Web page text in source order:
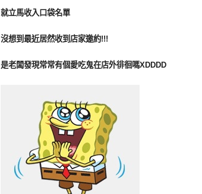
就立馬收入口袋名單
沒想到最近居然收到店家邀約!!!
是老闆發現常常有個愛吃鬼在店外徘徊嗎XDDDD